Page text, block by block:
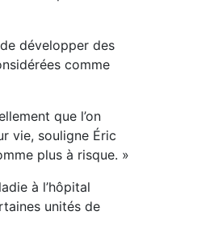
développer des
comme
que l’on
vie, souligne Éric
plus à risque. »
à l’hôpital
unités de